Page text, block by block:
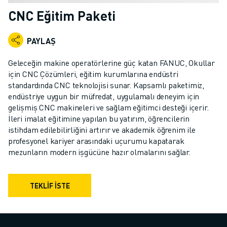
ENDÜSTRIYEL ROBOTLAR
İŞBIRLIKÇI ROBOTLAR
ROBOT YELPAZESI
ROBOT KONTROLÖRLERI
ROBOT AKSESUARLARI
ROBOT YAZILIMI
SIMÜLASYON YAZILIMI
EĞITIM AMAÇLI ROBOTIK ÜRÜNLERI
ROBOT OTOMASYONU
ARK KAYNAK ROBOTLARI
EKLEMLI ROBOTLAR
ARC MATE SERISI
GIDA VE TEMIZ ODA ROBOTLARI
CNC Eğitim Paketi
PAYLAŞ
Geleceğin makine operatörlerine güç katan FANUC, Okullar
için CNC Çözümleri, eğitim kurumlarına endüstri
standardında CNC teknolojisi sunar. Kapsamlı paketimiz,
endüstriye uygun bir müfredat, uygulamalı deneyim için
gelişmiş CNC makineleri ve sağlam eğitimci desteği içerir.
İleri imalat eğitimine yapılan bu yatırım, öğrencilerin
istihdam edilebilirliğini artırır ve akademik öğrenim ile
profesyonel kariyer arasındaki uçurumu kapatarak
mezunların modern işgücüne hazır olmalarını sağlar.
TEKLİF İSTE